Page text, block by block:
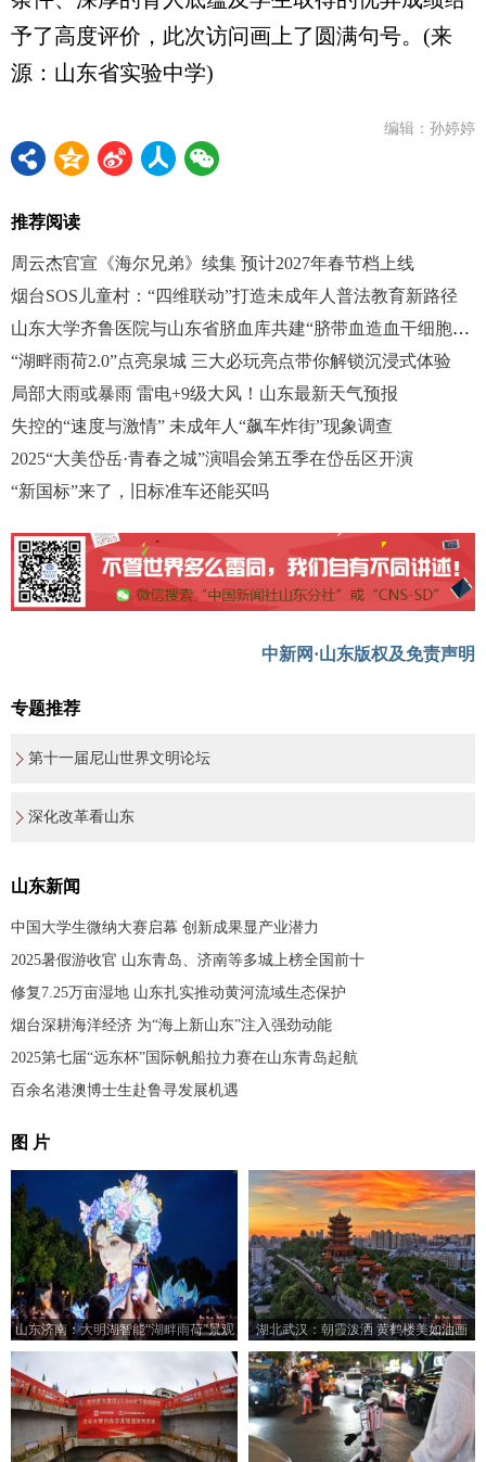
予了高度评价，此次访问画上了圆满句号。(来
源：山东省实验中学)
编辑：孙婷婷
推荐阅读
周云杰官宣《海尔兄弟》续集 预计2027年春节档上线
烟台SOS儿童村：“四维联动”打造未成年人普法教育新路径
山东大学齐鲁医院与山东省脐血库共建“脐带血造血干细胞移植定点医院”
“湖畔雨荷2.0”点亮泉城 三大必玩亮点带你解锁沉浸式体验
局部大雨或暴雨 雷电+9级大风！山东最新天气预报
失控的“速度与激情” 未成年人“飙车炸街”现象调查
2025“大美岱岳·青春之城”演唱会第五季在岱岳区开演
“新国标”来了，旧标准车还能买吗
中新网·山东版权及免责声明
专题推荐
第十一届尼山世界文明论坛
深化改革看山东
山东新闻
中国大学生微纳大赛启幕 创新成果显产业潜力
2025暑假游收官 山东青岛、济南等多城上榜全国前十
修复7.25万亩湿地 山东扎实推动黄河流域生态保护
烟台深耕海洋经济 为“海上新山东”注入强劲动能
2025第七届“远东杯”国际帆船拉力赛在山东青岛起航
百余名港澳博士生赴鲁寻发展机遇
图 片
山东济南：大明湖智能“湖畔雨荷”景观
亮灯
湖北武汉：朝霞泼洒 黄鹤楼美如油画